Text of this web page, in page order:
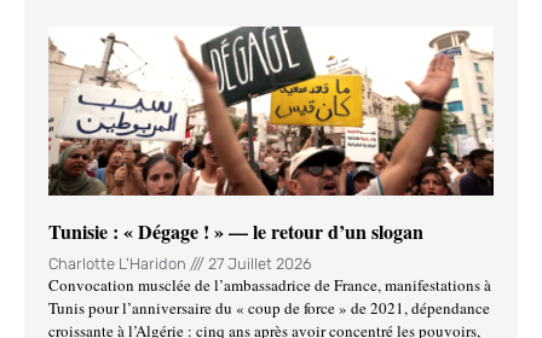
Tunisie : « Dégage ! » — le retour d’un slogan
Charlotte L'Haridon 27 Juillet 2026
Convocation musclée de l’ambassadrice de France, manifestations à
Tunis pour l’anniversaire du « coup de force » de 2021, dépendance
croissante à l’Algérie : cinq ans après avoir concentré les pouvoirs,